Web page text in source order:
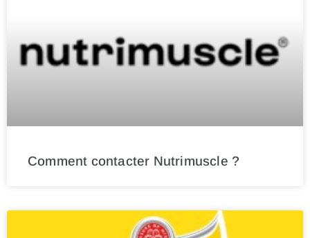
Comment contacter Nutrimuscle ?